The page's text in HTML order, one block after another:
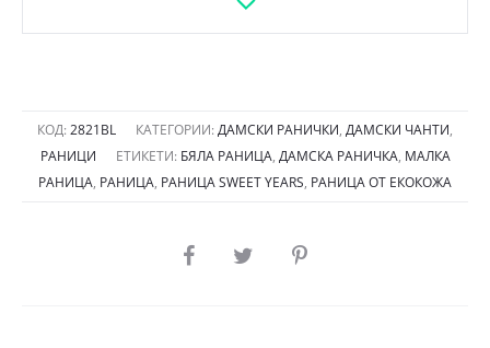
релефни
бежов
кант
2821BL
КОД: 2821BL КАТЕГОРИИ: ДАМСКИ РАНИЧКИ, ДАМСКИ ЧАНТИ,
РАНИЦИ
ЕТИКЕТИ: БЯЛА РАНИЦА, ДАМСКА РАНИЧКА, МАЛКА
РАНИЦА, РАНИЦА, РАНИЦА SWEET YEARS, РАНИЦА ОТ ЕКОКОЖА
SHARE